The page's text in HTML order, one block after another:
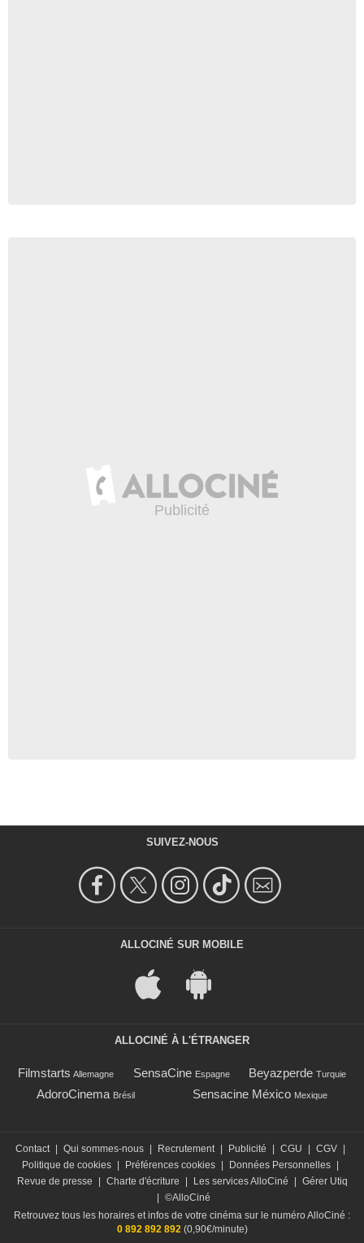
SUIVEZ-NOUS
ALLOCINÉ SUR MOBILE
ALLOCINÉ À L'ÉTRANGER
Filmstarts Allemagne SensaCine Espagne Beyazperde Turquie
AdoroCinema Brésil Sensacine México Mexique
Contact Qui sommes-nous Recrutement Publicité CGU CGV
Politique de cookies
Préférences cookies Données Personnelles
Revue de presse
Charte d'écriture Les services AlloCiné
Gérer Utiq
©AlloCiné
Retrouvez tous les horaires et infos de votre cinéma sur le numéro AlloCiné :
0 892 892 892(0,90€/minute)